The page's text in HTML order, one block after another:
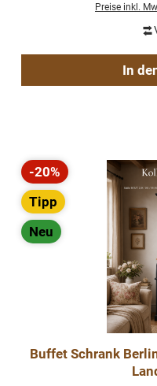
Preise inkl.
In
Rabatt
-20%
Tipp
Neu
Buffet Schrank